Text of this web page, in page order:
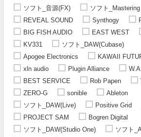
ソフト_音源(FX)
ソフト_Mastering
REVEAL SOUND
Synthogy
BIG FISH AUDIO
EAST WEST
KV331
ソフト_DAW(Cubase)
Apogee Electronics
KAWAII
xln audio
Plugin Alliance
BEST SERVICE
Rob Papen
ZERO-G
sonible
Ableton
ソフト_DAW(Live)
Positive Grid
PROJECT SAM
Bogren Digital
ソフト_DAW(Studio One)
ソフト